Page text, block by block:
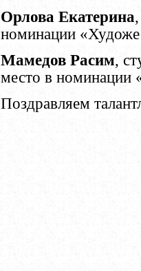
Орлова Екатерина
номинации
Мамедов Расим,
место в номинации
Поздравляем